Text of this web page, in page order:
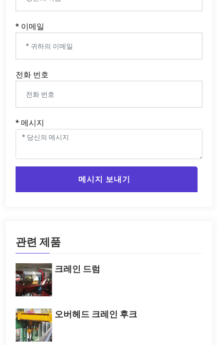
* 이메일
전화 번호
* 메시지
메시지 보내기
관련 제품
크레인 드럼
오버헤드 크레인 후크